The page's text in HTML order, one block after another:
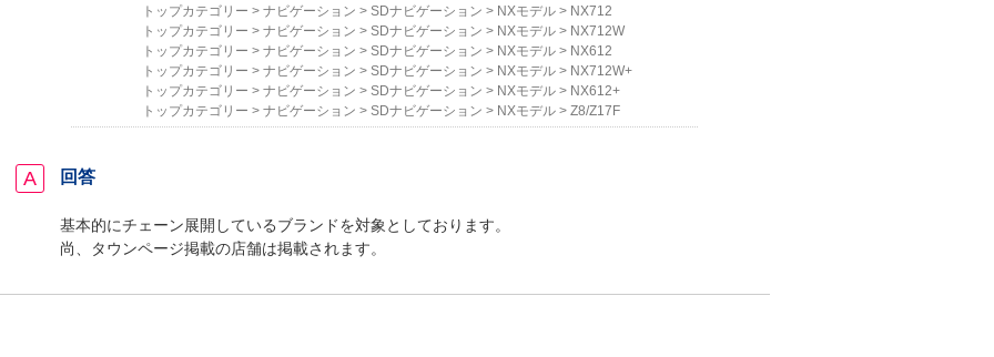
トップカテゴリー > ナビゲーション > SDナビゲーション > NXモデル > NX712
トップカテゴリー > ナビゲーション > SDナビゲーション > NXモデル > NX712W
トップカテゴリー > ナビゲーション > SDナビゲーション > NXモデル > NX612
トップカテゴリー > ナビゲーション > SDナビゲーション > NXモデル > NX712W+
トップカテゴリー > ナビゲーション > SDナビゲーション > NXモデル > NX612+
トップカテゴリー > ナビゲーション > SDナビゲーション > NXモデル > Z8/Z17F
回答
基本的にチェーン展開しているブランドを対象としております。
尚、タウンページ掲載の店舗は掲載されます。